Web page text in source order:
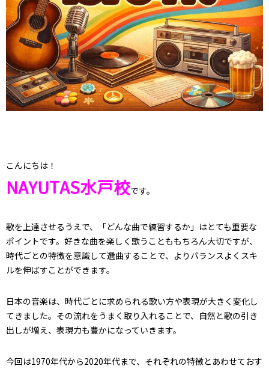
こんにちは！
NAYUTAS水戸校です。
歌を上達させるうえで、「どんな曲で練習するか」はとても重要な
ポイントです。好きな曲を楽しく歌うことももちろん大切ですが、
時代ごとの特徴を意識して選曲することで、よりバランスよくスキ
ルを伸ばすことができます。
日本の音楽は、時代ごとに求められる歌い方や表現が大きく変化し
てきました。その流れをうまく取り入れることで、自然と歌の引き
出しが増え、表現力も豊かになっていきます。
今回は1970年代から2020年代まで、それぞれの特徴とあわせておす